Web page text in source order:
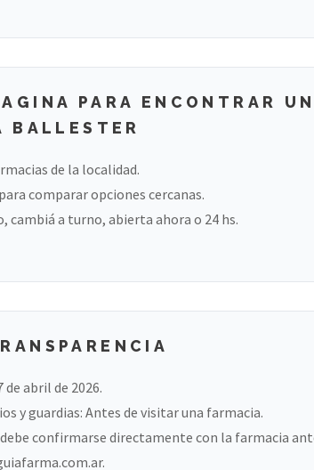
PARA ENCONTRAR
BALLESTER
de la localidad.
comparar opciones cercanas.
cambiá a turno, abierta ahora o 24 hs.
abril de 2026.
y guardias: Antes de visitar una farmacia.
confirmarse directamente con la farmacia
.